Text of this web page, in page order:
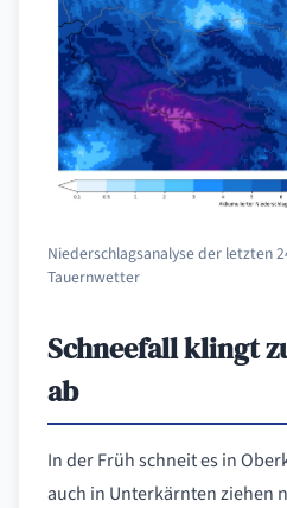
Niederschlagsanalyse der letzten
Tauernwetter
Schneefall klingt
ab
In der Früh schneit es in
auch in Unterkärnten ziehen